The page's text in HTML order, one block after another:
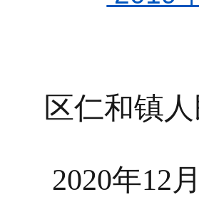
区仁和镇
2020年12 月